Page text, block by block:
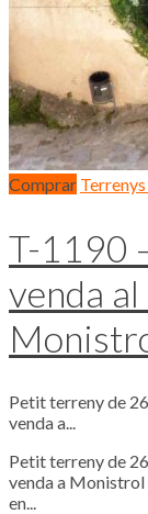
Comprar
T-1190
venda
Petit terreny de
venda a...
Petit terreny de
venda a Monistrol
en...